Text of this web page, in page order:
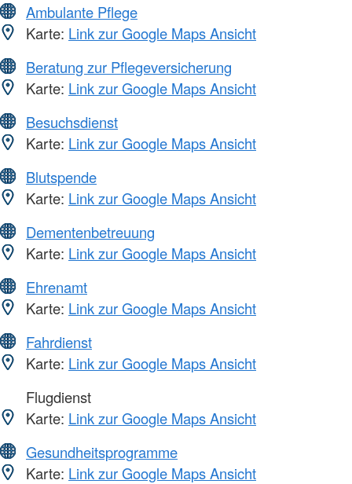
Ambulante Pflege
Karte: Link zur Google Maps Ansicht
Beratung zur Pflegeversicherung
Karte: Link zur Google Maps Ansicht
Besuchsdienst
Karte: Link zur Google Maps Ansicht
Blutspende
Karte: Link zur Google Maps Ansicht
Dementenbetreuung
Karte: Link zur Google Maps Ansicht
Ehrenamt
Karte: Link zur Google Maps Ansicht
Fahrdienst
Karte: Link zur Google Maps Ansicht
Flugdienst
Karte: Link zur Google Maps Ansicht
Gesundheitsprogramme
Karte: Link zur Google Maps Ansicht